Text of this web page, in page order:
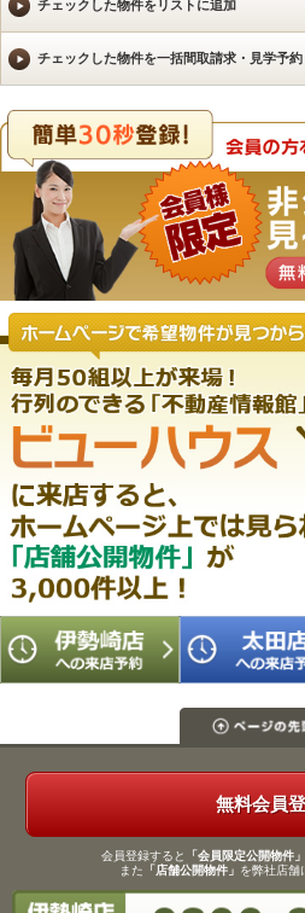
無料会員
会員登録すると 「会員限定公開物件」
また 「店舗公開物件」 を弊社店舗